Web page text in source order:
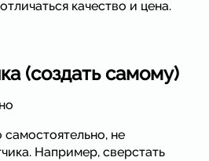
качество и цена.
(создать самому)
не
Например, сверстать